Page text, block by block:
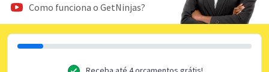
Como funciona o GetNinjas?